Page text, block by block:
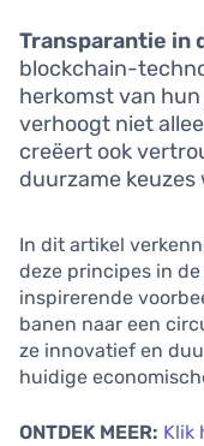
Transparantie in
blockchain-
herkomst van
verhoogt niet
creëert ook
duurzame keuzes
In dit artikel
deze principes in
inspirerende
banen naar een
ze innovatief en
huidige
ONTDEK MEER: Klik